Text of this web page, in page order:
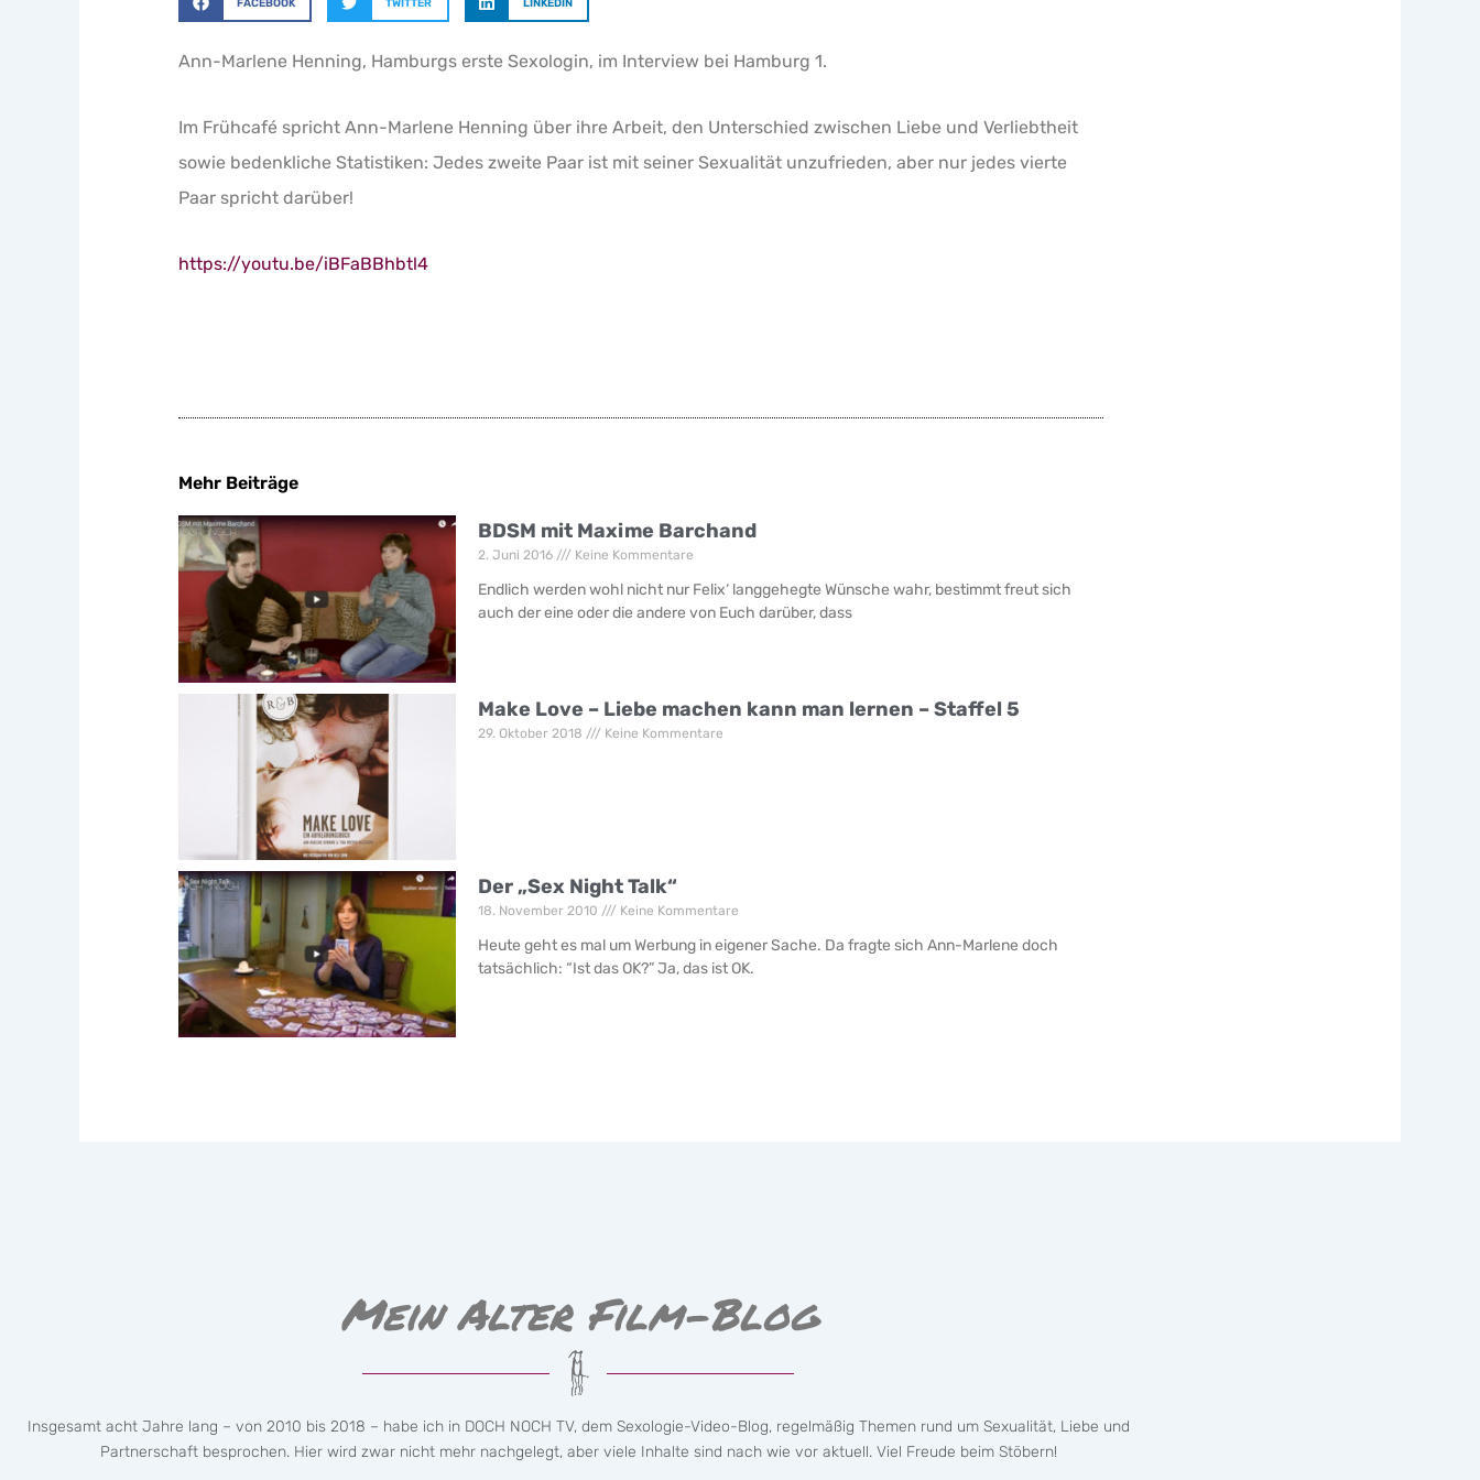
FACEBOOK TWITTER LINKEDIN
Ann-Marlene Henning, Hamburgs erste Sexologin, im Interview bei Hamburg 1.
Im Frühcafé spricht Ann-Marlene Henning über ihre Arbeit, den Unterschied zwischen Liebe und Verliebtheit
sowie bedenkliche Statistiken: Jedes zweite Paar ist mit seiner Sexualität unzufrieden, aber nur jedes vierte
Paar spricht darüber!
https://youtu.be/iBFaBBhbtl4
Mehr Beiträge
BDSM mit Maxime Barchand
2. Juni 2016 Keine Kommentare
Endlich werden wohl nicht nur Felix‘ langgehegte Wünsche wahr, bestimmt freut sich
auch der eine oder die andere von Euch darüber, dass
Make Love – Liebe machen kann man lernen – Staffel 5
29. Oktober 2018 Keine Kommentare
Der „Sex Night Talk“
18. November 2010 Keine Kommentare
Heute geht es mal um Werbung in eigener Sache. Da fragte sich Ann-Marlene doch
tatsächlich: “Ist das OK?” Ja, das ist OK.
Mein Alter Film-Blog
Insgesamt acht Jahre lang – von 2010 bis 2018 – habe ich in DOCH NOCH TV, dem Sexologie-Video-Blog, regelmäßig Themen rund um Sexualität, Liebe und
Partnerschaft besprochen. Hier wird zwar nicht mehr nachgelegt, aber viele Inhalte sind nach wie vor aktuell. Viel Freude beim Stöbern!